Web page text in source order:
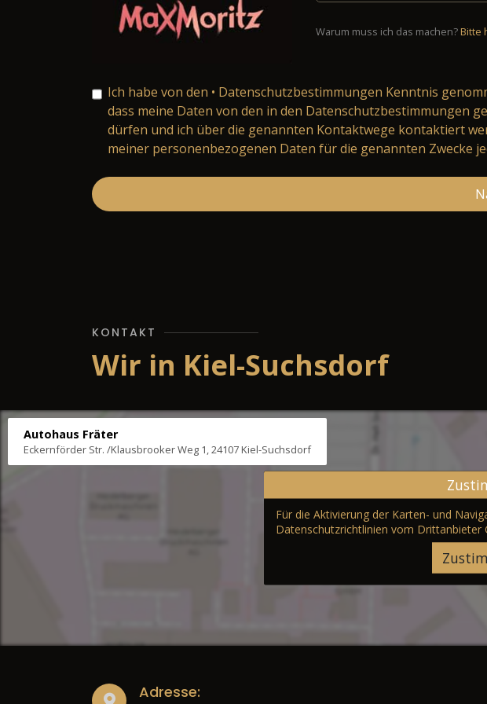
Warum muss ich das machen?Bitte
Ich habe von den • Datenschutzbestimmungen Kenntnis
dass meine Daten von den in den Datenschutzbestimmungen
dürfen und ich über die genannten Kontaktwege kontaktiert
meiner personenbezogenen Daten für die genannten Zwecke
KONTAKT
Wir in Kiel-Suchsdorf
Autohaus Fräter
Eckernförder Str. /Klausbrooker Weg 1, 24107 Kiel-Suchsdorf
Für die Aktivierung der Karten- und
Datenschutzrichtlinien vom Drittanbieter
Adresse: